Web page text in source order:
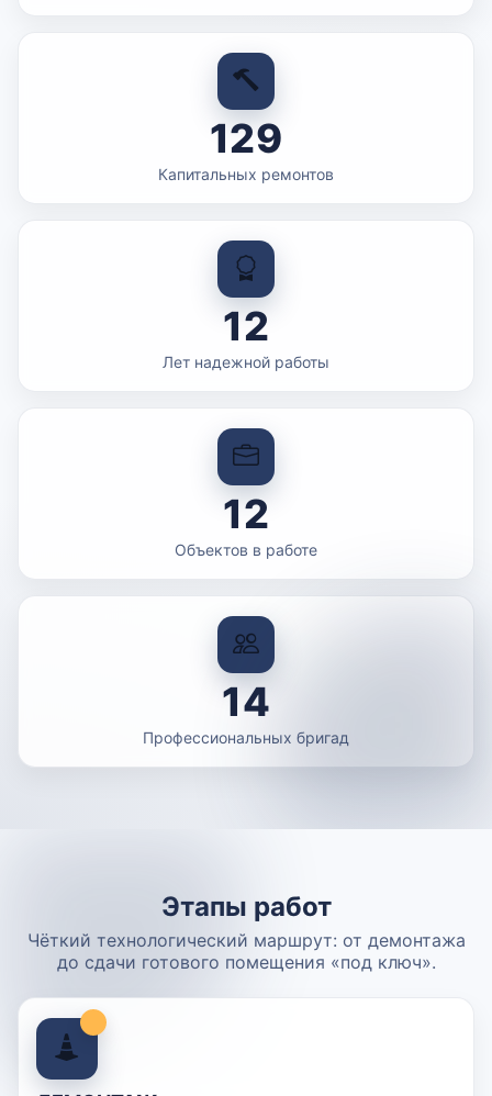
129
Капитальных ремонтов
12
Лет надежной работы
12
Объектов в работе
14
Профессиональных бригад
Этапы работ
Чёткий технологический маршрут: от демонтажа
до сдачи готового помещения «под ключ».